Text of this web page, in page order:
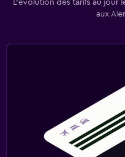
L’évolution des tarifs au
aux